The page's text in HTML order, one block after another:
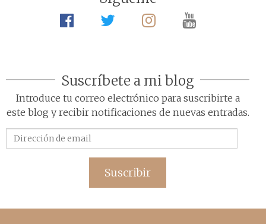
Suscríbete a mi blog
Introduce tu correo electrónico para suscribirte a
este blog y recibir notificaciones de nuevas entradas.
de
Suscribir